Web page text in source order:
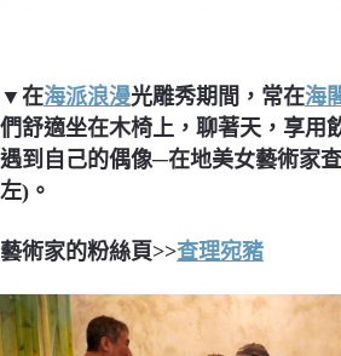
▼在海派浪漫光雕秀期間，常在海
們舒適坐在木椅上，聊著天，享用
遇到自己的偶像─在地美女藝術家
左)。
藝術家的粉絲頁>>查理宛豬